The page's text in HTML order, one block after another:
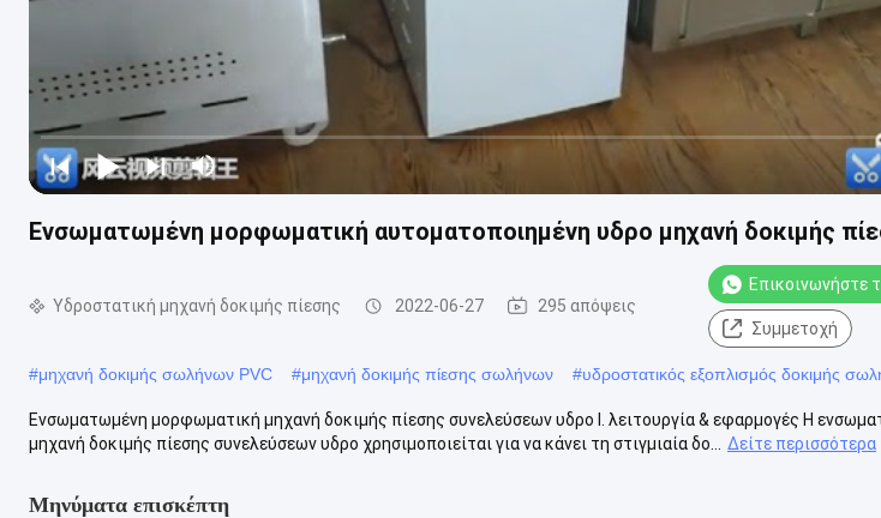
Ενσωματωμένη μορφωματική αυτοματοποιημένη υδρο μηχανή δοκιμής
Υδροστατική μηχανή δοκιμής πίεσης 2022-06-27 295 απόψεις
Επικοινωνήστε
Συμμετοχή
#μηχανή δοκιμής σωλήνων PVC #μηχανή δοκιμής πίεσης σωλήνων #υδροστατικός εξοπλισμός δοκιμής
Ενσωματωμένη μορφωματική μηχανή δοκιμής πίεσης συνελεύσεων υδρο Ι. λειτουργία & εφαρμογές Η
μηχανή δοκιμής πίεσης συνελεύσεων υδρο χρησιμοποιείται για να κάνει τη στιγμιαία δο...
Δείτε περισσότερα
Μηνύματα επισκέπτη